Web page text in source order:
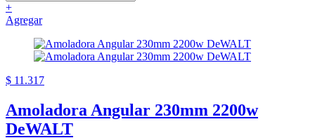
+
Agregar
$ 11.317
Amoladora Angular 230mm 2200w
DeWALT